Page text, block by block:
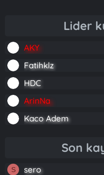
Lider
AKY
Fatihklz
HDC
ArinNa
Kaco Adem
Son
S sero